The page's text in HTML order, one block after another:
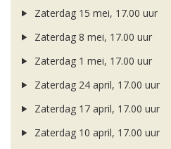
Zaterdag 15 mei, 17.00 uur
Zaterdag 8 mei, 17.00 uur
Zaterdag 1 mei, 17.00 uur
Zaterdag 24 april, 17.00 uur
Zaterdag 17 april, 17.00 uur
Zaterdag 10 april, 17.00 uur